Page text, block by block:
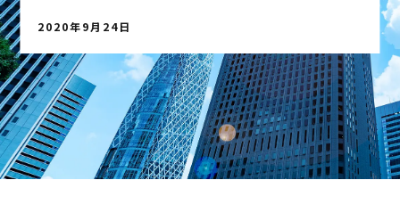
2020年9月24日